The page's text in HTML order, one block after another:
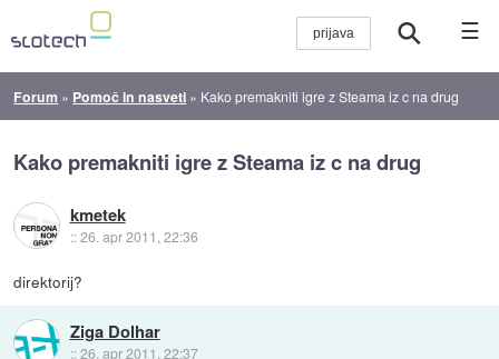
☰
Forum » Pomoč in nasveti » Kako premakniti igre z Steama iz c na drug
Kako premakniti igre z Steama iz c na drug
kmetek
::26. apr 2011, 22:36
direktorij?
Ziga Dolhar
::26. apr 2011, 22:37